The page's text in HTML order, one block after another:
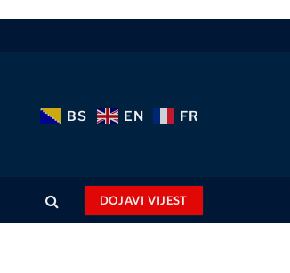
BS EN FR
DOJAVI VIJEST